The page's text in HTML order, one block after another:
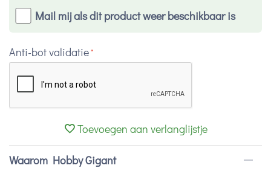
Mail mij als dit product weer beschikbaar is
Anti-bot validatie
Toevoegen aan verlanglijstje
Waarom Hobby Gigant